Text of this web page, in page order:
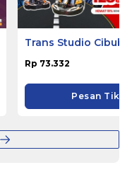
Trans Studio
Rp 73.332
Pesan Tiket